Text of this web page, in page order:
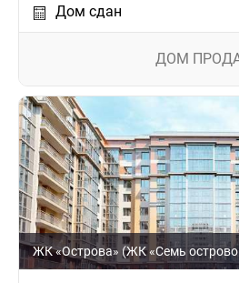
Дом сдан
ДОМ
ЖК «Острова» (ЖК «Семь